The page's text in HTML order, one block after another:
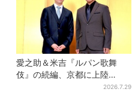
愛之助＆米吉『ルパン歌舞
伎』の続編、京都に上陸
「VIVANT好きも観てほしい」
2026.7.29